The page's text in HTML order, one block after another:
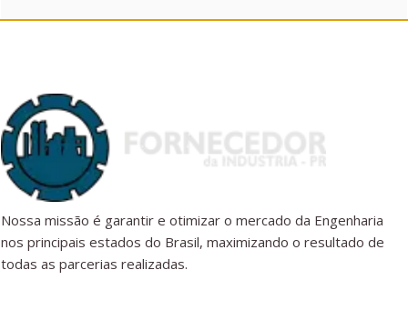
Nossa missão é garantir e otimizar o mercado da Engenharia
nos principais estados do Brasil, maximizando o resultado de
todas as parcerias realizadas.